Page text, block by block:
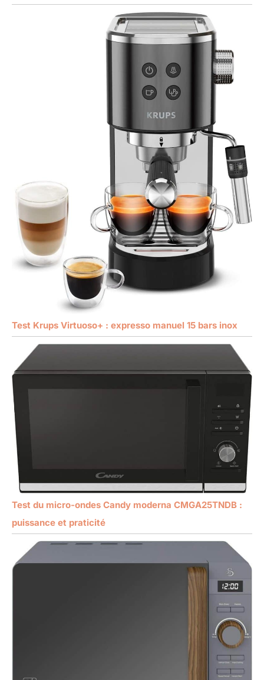
Test Krups Virtuoso+ : expresso manuel 15 bars inox
Test du micro-ondes Candy moderna CMGA25TNDB :
puissance et praticité